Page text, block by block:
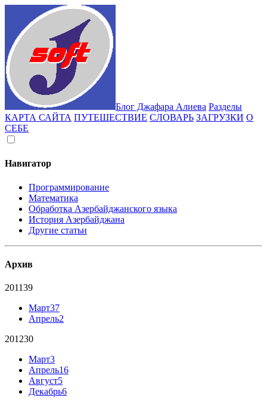
Блог Джафара Алиева Разделы
КАРТА САЙТА ПУТЕШЕСТВИЕ СЛОВАРЬ ЗАГРУЗКИ О
СЕБЕ
Навигатор
Программирование
Математика
Обработка Азербайджанского языка
История Азербайджана
Другие статьи
Архив
201139
Март37
Апрель2
201230
Март3
Апрель16
Август5
Декабрь6